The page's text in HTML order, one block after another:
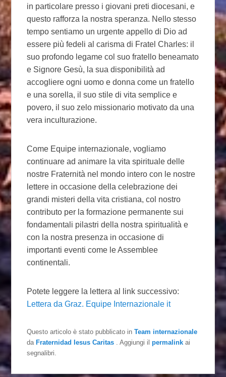
in particolare presso i giovani preti diocesani, e
questo rafforza la nostra speranza. Nello stesso
tempo sentiamo un urgente appello di Dio ad
essere più fedeli al carisma di Fratel Charles: il
suo profondo legame col suo fratello beneamato
e Signore Gesù, la sua disponibilità ad
accogliere ogni uomo e donna come un fratello
e una sorella, il suo stile di vita semplice e
povero, il suo zelo missionario motivato da una
vera inculturazione.
Come Equipe internazionale, vogliamo
continuare ad animare la vita spirituale delle
nostre Fraternità nel mondo intero con le nostre
lettere in occasione della celebrazione dei
grandi misteri della vita cristiana, col nostro
contributo per la formazione permanente sui
fondamentali pilastri della nostra spiritualità e
con la nostra presenza in occasione di
importanti eventi come le Assemblee
continentali.
Potete leggere la lettera al link successivo:
Lettera da Graz. Equipe Internazionale it
Questo articolo è stato pubblicato inTeam internazionale
daFraternidad Iesus Caritas . Aggiungi ilpermalink ai
segnalibri.